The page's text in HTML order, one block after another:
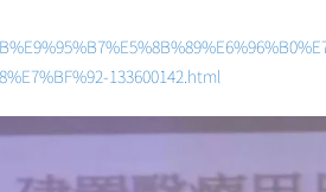
133600142.html